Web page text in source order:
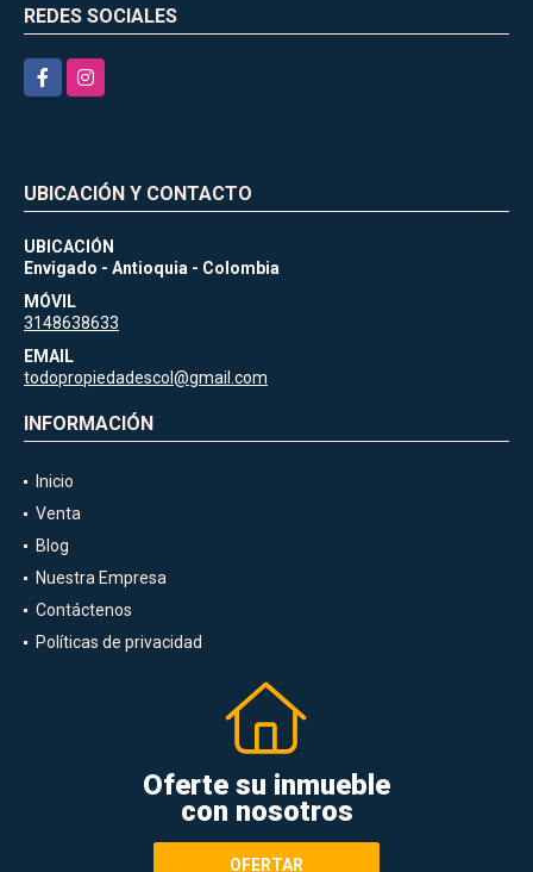
REDES SOCIALES
FacebookInstagram
UBICACIÓN Y CONTACTO
UBICACIÓN
Envigado - Antioquia - Colombia
MÓVIL
3148638633
EMAIL
todopropiedadescol@gmail.com
INFORMACIÓN
Inicio
Venta
Blog
Nuestra Empresa
Contáctenos
Políticas de privacidad
Oferte su inmueble
con nosotros
OFERTAR